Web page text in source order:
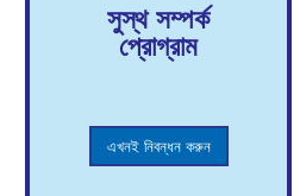
সুস্থ সম্পর্ক
প্রোগ্রাম
এখনই নিবন্ধন করুন